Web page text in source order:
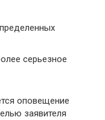
серьезное
оповещение
заявителя